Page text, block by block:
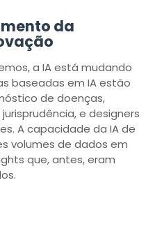
da
a IA está mudando
baseadas em IA estão
de doenças,
e designers
A capacidade da IA de
volumes de dados em
que, antes, eram